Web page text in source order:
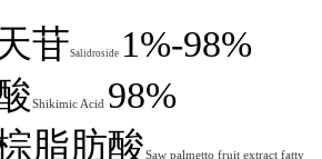
苷Salidroside 1%-98%
Shikimic Acid 98%
脂肪酸Saw palmetto fruit extract fatty